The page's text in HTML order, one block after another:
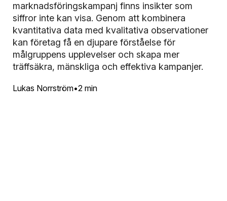
2 min
marknadsföringskampanj finns insikter som
siffror inte kan visa. Genom att kombinera
kvantitativa data med kvalitativa observationer
kan företag få en djupare förståelse för
målgruppens upplevelser och skapa mer
träffsäkra, mänskliga och effektiva kampanjer.
Lukas Norrström